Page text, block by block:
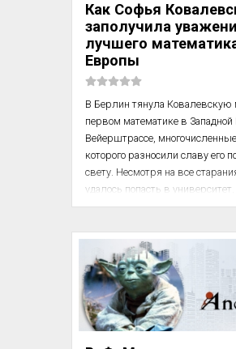
маленькие стоящие ...
Как Софья
заполучила
лучшего
Европы
В Берлин тянула Ковалевскую
первом математике в
Вейерштрассе,
которого разносили славу его
свету. Несмотря на все
удалось попасть в университет,
допущение ее туда стояли
Вирхов и Гельмгольц.
просить Вейерштрасса
частным образом, но она хорошо
что бескорыстный и сильно
Вейерштрасс ни за какие
согласится давать ей частные